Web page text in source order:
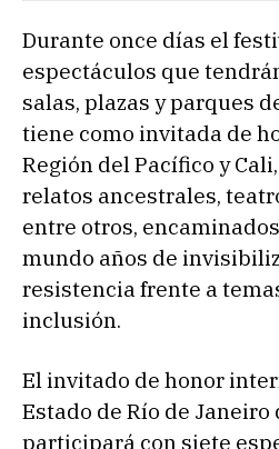
Durante once días el
espectáculos que
salas, plazas y parques
tiene como invitada de
Región del Pacífico y
relatos ancestrales,
entre otros,
mundo años de
resistencia frente a
inclusión.
El invitado de honor
Estado de Río de Janeiro
participará con siete